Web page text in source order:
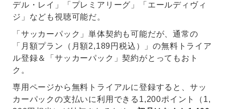
デル・レイ」「プレミアリーグ」「エールディヴィ
ジ」なども視聴可能だ。
「サッカーパック」単体契約も可能だが、通常の
「月額プラン（月額2,189円税込）」の無料トライア
ル登録＆「サッカーパック」契約がとってもおト
ク。
専用ページから無料トライアルに登録すると、サッ
カーパックの支払いに利用できる1,200ポイント（1,